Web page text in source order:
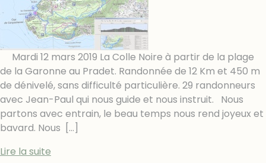
Mardi 12 mars 2019 La Colle Noire à partir de la plage
de la Garonne au Pradet. Randonnée de 12 Km et 450 m
de dénivelé, sans difficulté particulière. 29 randonneurs
avec Jean-Paul qui nous guide et nous instruit. Nous
partons avec entrain, le beau temps nous rend joyeux et
bavard. Nous
[…]
Lire la suite